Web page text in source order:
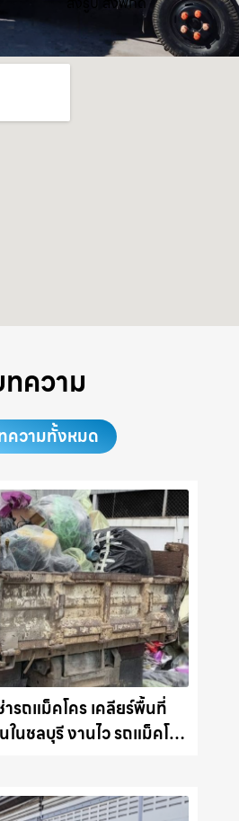
ความ
ความทั้งหมด
ารถแม็คโคร เคลียร์พื้นที่
นชลบุรี งานไว รถแม็คโคร